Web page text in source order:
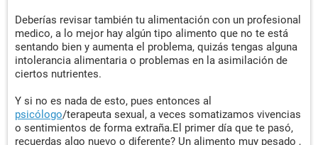
Deberías revisar también tu alimentación con un profesional
medico, a lo mejor hay algún tipo alimento que no te está
sentando bien y aumenta el problema, quizás tengas alguna
intolerancia alimentaria o problemas en la asimilación de
ciertos nutrientes.
Y si no es nada de esto, pues entonces al
psicólogo/terapeuta sexual, a veces somatizamos vivencias
o sentimientos de forma extraña.El primer día que te pasó,
recuerdas algo nuevo o diferente? Un alimento muy pesado ,